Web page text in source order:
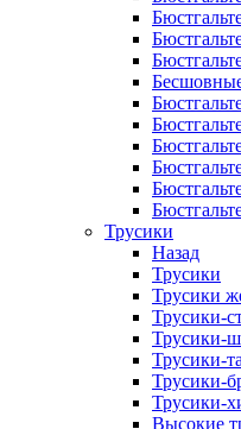
Трусики
Назад
Трусики
Трусики
Трусики-
Трусики-
Трусики-
Трусики-
Трусики-
Высокие